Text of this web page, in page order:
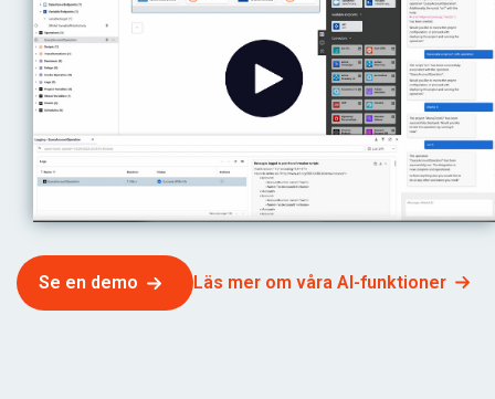
Se en demo Läs mer om våra AI-funktioner